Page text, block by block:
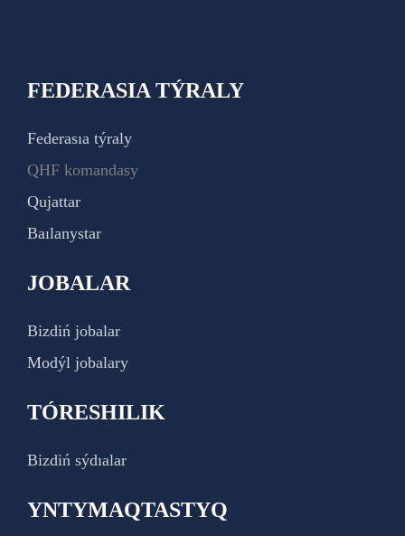
FEDERASIA TÝRALY
Federasıa týraly
QHF komandasy
Qujattar
Baılanystar
JOBALAR
Bizdiń jobalar
Modýl jobalary
TÓRESHILIK
Bizdiń sýdıalar
YNTYMAQTASTYQ